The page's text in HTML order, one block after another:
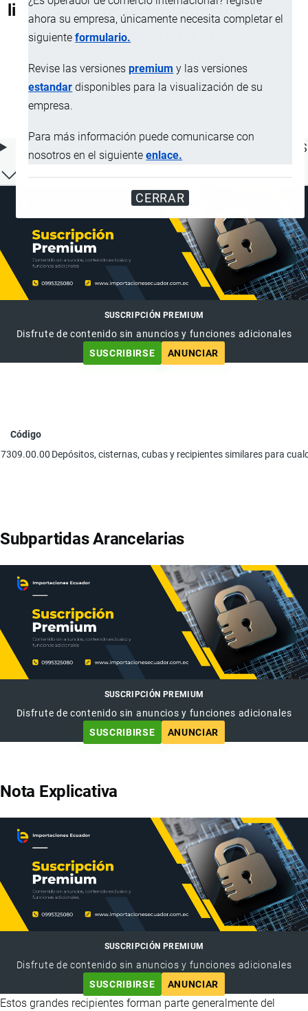
ahora su empresa, únicamente necesita completar el
siguienteformulario.
Revise las versionespremium y las versiones
estandar disponibles para la visualización de su
empresa.
Para más información puede comunicarse con
nosotros en el siguienteenlace.
CERRAR
licuado), de fundición, hierro o acero, de
capacidad superior a 300 l, sin
dispositivos mecánicos ni térmicos,
incluso con revestimiento interior o
ÍNDICE DE CONTENIDOS
SUSCRIPCIÓN PREMIUM
Disfrute de contenido sin anuncios y funciones adicionales
SUSCRIBIRSE
ANUNCIAR
Código
7309.00.00 Depósitos, cisternas, cubas y recipientes similares para
Subpartidas Arancelarias
SUSCRIPCIÓN PREMIUM
Disfrute de contenido sin anuncios y funciones adicionales
SUSCRIBIRSE
ANUNCIAR
Nota Explicativa
SUSCRIPCIÓN PREMIUM
Disfrute de contenido sin anuncios y funciones adicionales
SUSCRIBIRSE
ANUNCIAR
Estos grandes recipientes forman parte generalmente del